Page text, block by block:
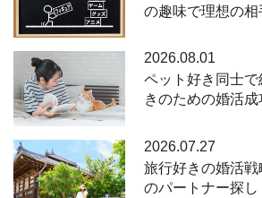
の趣味で理想の相
2026.08.01
ペット好き同士
きのための婚活成
2026.07.27
旅行好きの婚活
のパートナー探し